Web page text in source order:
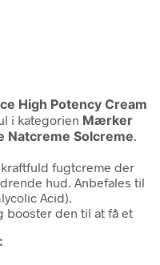
High Potency Cream
i kategorien Mærker
Natcreme Solcreme.
fugtcreme der
hud. Anbefales til
Acid).
booster den til at få et